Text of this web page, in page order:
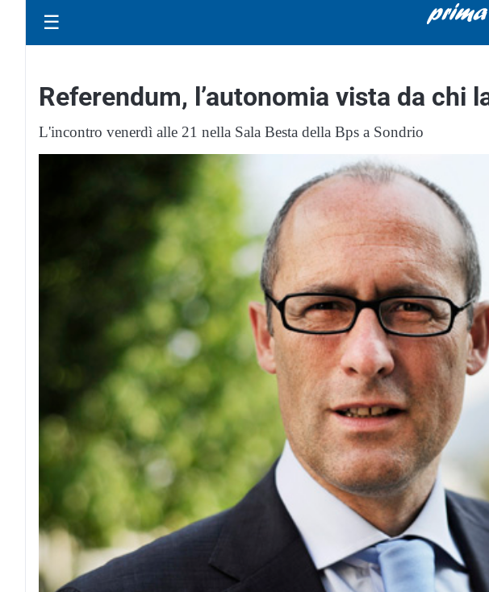
☰
Referendum, l’autonomia vista da chi
L'incontro venerdì alle 21 nella Sala Besta della Bps a Sondrio